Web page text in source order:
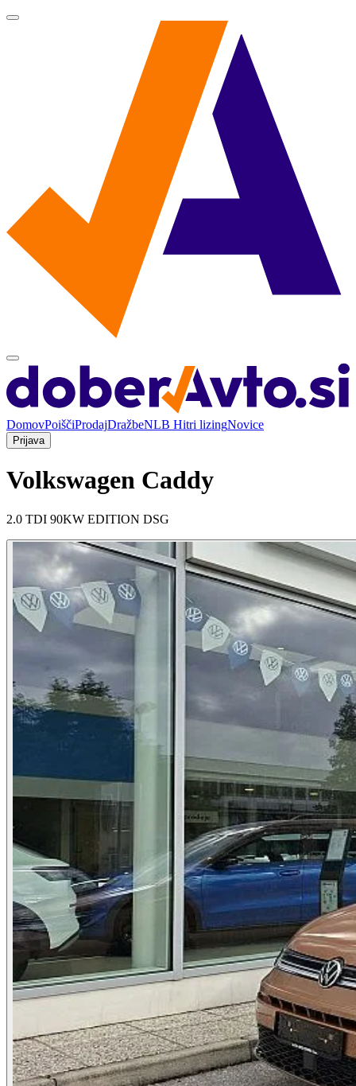
DomovPoiščiProdajDražbeNLB Hitri lizingNovice
Prijava
Volkswagen Caddy
2.0 TDI 90KW EDITION DSG